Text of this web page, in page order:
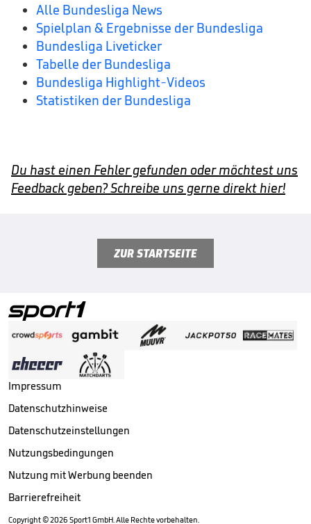
Alle Bundesliga News
Spielplan & Ergebnisse der Bundesliga
Bundesliga Liveticker
Tabelle der Bundesliga
Bundesliga Highlight-Videos
Statistiken der Bundesliga
Du hast einen Fehler gefunden oder möchtest uns
Feedback geben? Schreibe uns gerne direkt hier!
ZUR STARTSEITE
Impressum
Datenschutzhinweise
Datenschutzeinstellungen
Nutzungsbedingungen
Nutzung mit Werbung beenden
Barrierefreiheit
Copyright ©2026 Sport1 GmbH. Alle Rechte vorbehalten.